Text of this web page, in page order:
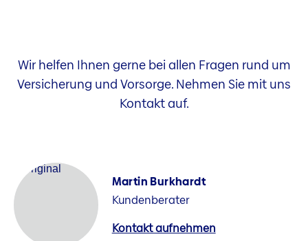
Wir helfen Ihnen gerne bei allen Fragen rund um
Versicherung und Vorsorge. Nehmen Sie mit uns
Kontakt auf.
Martin Burkhardt
Kundenberater
Kontakt aufnehmen